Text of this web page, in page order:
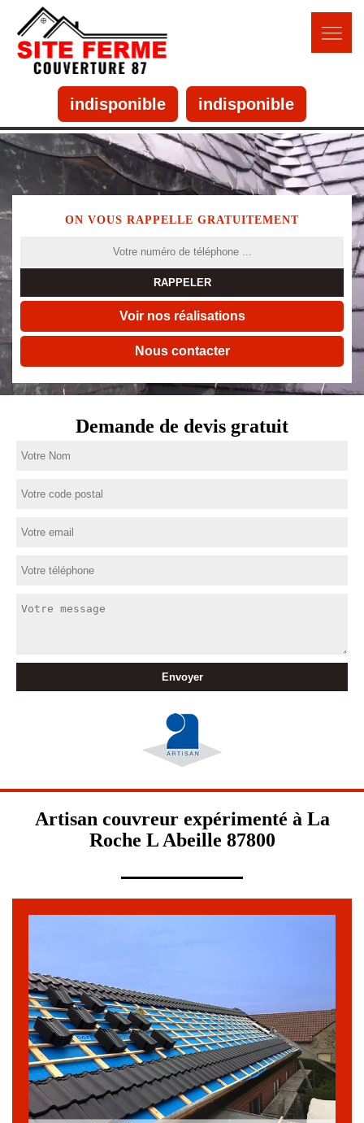
indisponible indisponible
ON VOUS RAPPELLE GRATUITEMENT
Voir nos réalisations
Nous contacter
Demande de devis gratuit
Artisan couvreur expérimenté à La
Roche L Abeille 87800